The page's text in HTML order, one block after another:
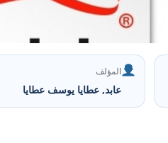
المؤلف
عابد, عطايا يوسف عطايا